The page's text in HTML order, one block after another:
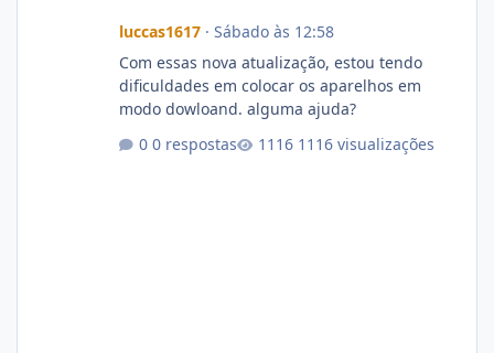
luccas1617· Sábado às 12:58
Com essas nova atualização, estou tendo
dificuldades em colocar os aparelhos em
modo dowloand. alguma ajuda?
0 respostas
1116 visualizações